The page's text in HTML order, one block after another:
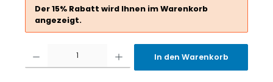
Der 15% Rabatt wird Ihnen im Warenkorb
angezeigt.
Produkt Anzahl: Gib den gewünschten Wert ein oder benutze die Schaltflächen
In den Warenkorb